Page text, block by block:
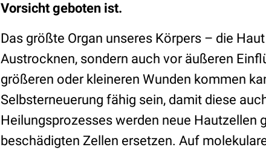
Vorsicht geboten ist.
Das größte Organ unseres Körpers – die
Austrocknen, sondern auch vor äußeren
größeren oder kleineren Wunden kommen
Selbsterneuerung fähig sein, damit diese
Heilungsprozesses werden neue Hautzellen
beschädigten Zellen ersetzen. Auf